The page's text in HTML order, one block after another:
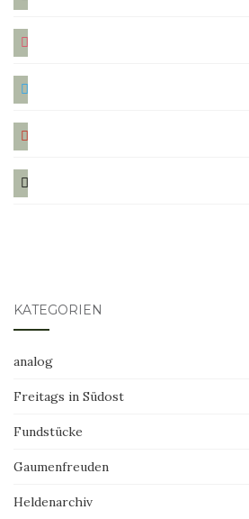
instagram
twitter
pinterest
mail
KATEGORIEN
analog
Freitags in Südost
Fundstücke
Gaumenfreuden
Heldenarchiv